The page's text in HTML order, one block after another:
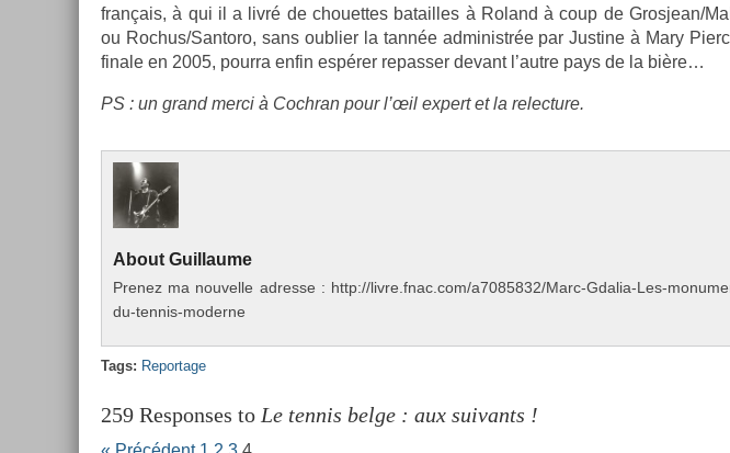
français, à qui il a livré de chouet­tes batail­les à Roland à coup de Gros­jean/
ou Roc­hus/San­toro, sans oub­li­er la tannée ad­ministrée par Just­ine à Mary
fin­ale en 2005, pour­ra enfin espérer re­pass­er de­vant l’autre pays de la bière…
PS : un grand merci à Co­chran pour l’œil ex­pert et la re­lec­ture.
About Guil­laume
Pre­nez ma nouvel­le ad­resse : http://livre.fnac.com/a7085832/Marc-Gdalia-Les-
du-tennis-moderne
Tags: Re­por­tage
259 Responses to Le tennis belge : aux suivants !